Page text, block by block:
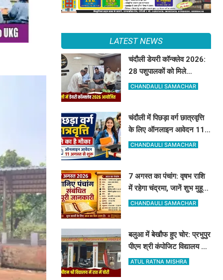
LATEST NEWS
चंदौली डेयरी कॉन्क्लेव 2026:
28 पशुपालकों को मिले
सेलेक्शन लेटर, नंद बाबा मिशन
CHANDAULI SAMACHAR
चंदौली में पिछड़ा वर्ग छात्रवृत्ति
के लिए ऑनलाइन आवेदन 11
अगस्त से शुरू, देखें पूरा शेड्यूल
CHANDAULI SAMACHAR
7 अगस्त का पंचांग: वृषभ राशि
में रहेगा चंद्रमा, जानें शुभ मुहूर्त,
राहुकाल और योग
CHANDAULI SAMACHAR
बलुआ में बेखौफ हुए चोर: प्रभुपुर
पीएम श्री कंपोजिट विद्यालय के
किचन का ताला तोड़ हजारों का
ATUL RATNA MISHRA